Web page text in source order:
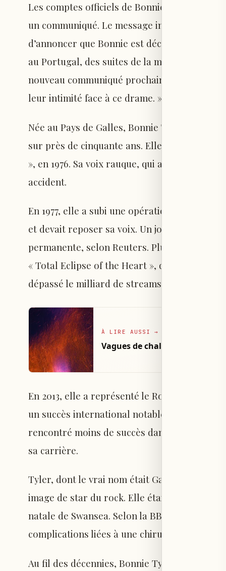
Les comptes officiels de Bonnie Tyler sur les
un communiqué. Le message indiquait : « La
d’annoncer que Bonnie est décédée de
au Portugal, des suites de la maladie pour
nouveau communiqué prochainement, mais
leur intimité face à ce drame. »
Née au Pays de Galles, Bonnie Tyler a
sur près de cinquante ans. Elle s’est fait
», en 1976. Sa voix rauque, qui a caractérisé
accident.
En 1977, elle a subi une opération visant à
et devait reposer sa voix. Un jour, en criant
permanente, selon Reuters. Plusieurs
« Total Eclipse of the Heart », qui a été
dépassé le milliard de streams sur Spotify
À LIRE AUSSI →
Vagues de chaleur et
En 2013, elle a représenté le Royaume-Uni
un succès international notable, notamment
rencontré moins de succès dans les
sa carrière.
Tyler, dont le vrai nom était Gaynor
image de star du rock. Elle était réputée
natale de Swansea. Selon la BBC, elle
complications liées à une chirurgie intestinale.
Au fil des décennies, Bonnie Tyler a conquis